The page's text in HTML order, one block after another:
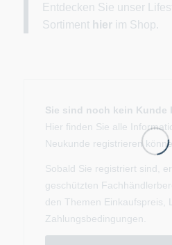
Entdecken Sie unser
Sortiment hier im Shop.
Sie sind noch kein Kunde
Hier finden Sie alle
Neukunde registrieren
Sobald Sie registriert sind,
geschützten
den Themen Einkaufspreis,
Zahlungsbedingungen.